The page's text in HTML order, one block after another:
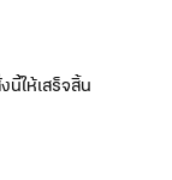
ให้เสร็จสิ้น